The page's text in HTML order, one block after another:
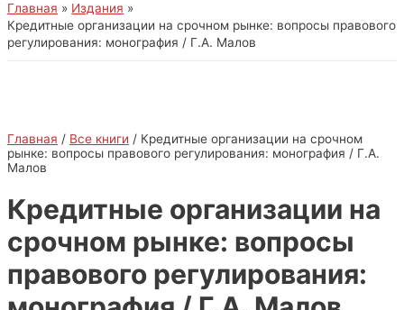
Главная
Издания
Кредитные организации на срочном рынке: вопросы правового
регулирования: монография / Г.А. Малов
Главная / Все книги / Кредитные организации на срочном
рынке: вопросы правового регулирования: монография / Г.А.
Малов
Кредитные организации на
срочном рынке: вопросы
правового регулирования: